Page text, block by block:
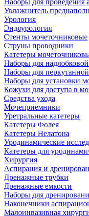
Наборы для проведения
Увлажнитель
Урология
Эндоурология
Стенты мочеточниковые
Струны проводники
Катетеры
Наборы для
Наборы для
Наборы для установки
Кожухи для доступа в
Средства ухода
Мочеприемники
Уретральные катетеры
Катетеры Фолея
Катетеры Нелатона
Уродинамические
Катетеры для
Хирургия
Аспирация и
Дренажные трубки
Дренажные емкости
Наборы для
Наконечники
Малоинвазивная